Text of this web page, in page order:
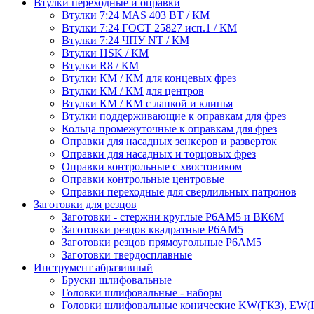
Втулки переходные и оправки
Втулки 7:24 MAS 403 BT / КМ
Втулки 7:24 ГОСТ 25827 исп.1 / КМ
Втулки 7:24 ЧПУ NT / КМ
Втулки HSK / КМ
Втулки R8 / КМ
Втулки КМ / КМ для концевых фрез
Втулки КМ / КМ для центров
Втулки КМ / КМ с лапкой и клинья
Втулки поддерживающие к оправкам для фрез
Кольца промежуточные к оправкам для фрез
Оправки для насадных зенкеров и разверток
Оправки для насадных и торцовых фрез
Оправки контрольные с хвостовиком
Оправки контрольные центровые
Оправки переходные для сверлильных патронов
Заготовки для резцов
Заготовки - стержни круглые Р6АМ5 и ВК6М
Заготовки резцов квадратные Р6АМ5
Заготовки резцов прямоугольные Р6АМ5
Заготовки твердосплавные
Инструмент абразивный
Бруски шлифовальные
Головки шлифовальные - наборы
Головки шлифовальные конические KW(ГКЗ),